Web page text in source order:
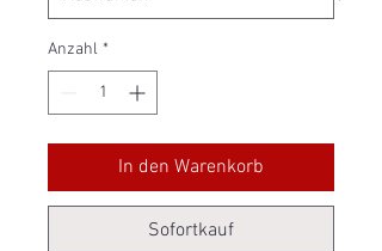
Anzahl *
In den Warenkorb
Sofortkauf